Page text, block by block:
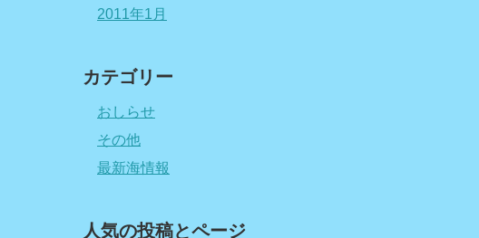
2011年1月
カテゴリー
おしらせ
その他
最新海情報
人気の投稿とページ